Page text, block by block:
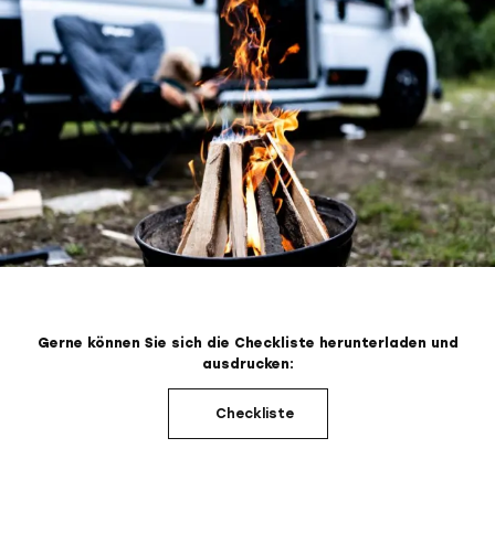
Gerne können Sie sich die Checkliste herunterladen und
ausdrucken:
Checkliste